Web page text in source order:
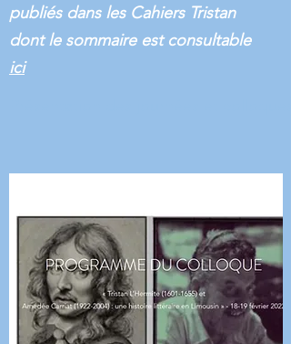
publiés dans les Cahiers Tristan
dont le sommaire est consultable
ici